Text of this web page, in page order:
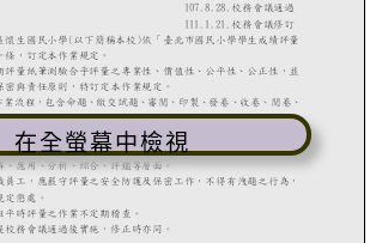
在全螢幕中檢視